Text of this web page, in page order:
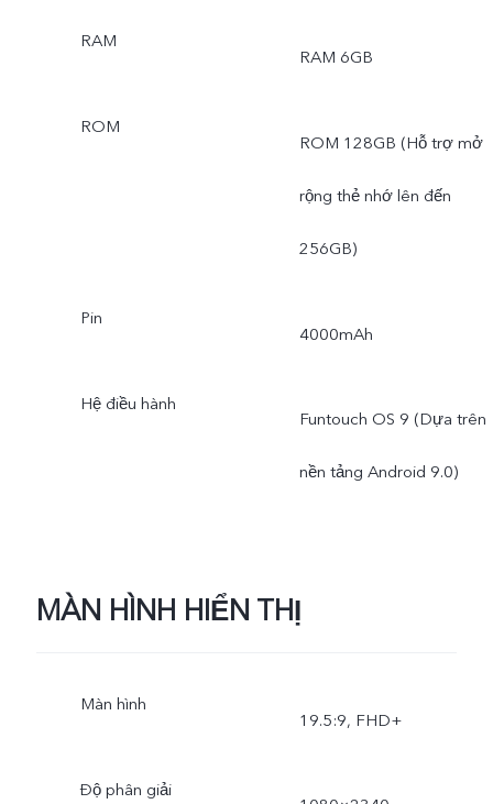
RAM
RAM 6GB
ROM
ROM 128GB (Hỗ trợ mở
rộng thẻ nhớ lên đến
256GB)
Pin
4000mAh
Hệ điều hành
Funtouch OS 9 (Dựa trên
nền tảng Android 9.0)
MÀN HÌNH HIỂN THỊ
Màn hình
19.5:9, FHD+
Độ phân giải